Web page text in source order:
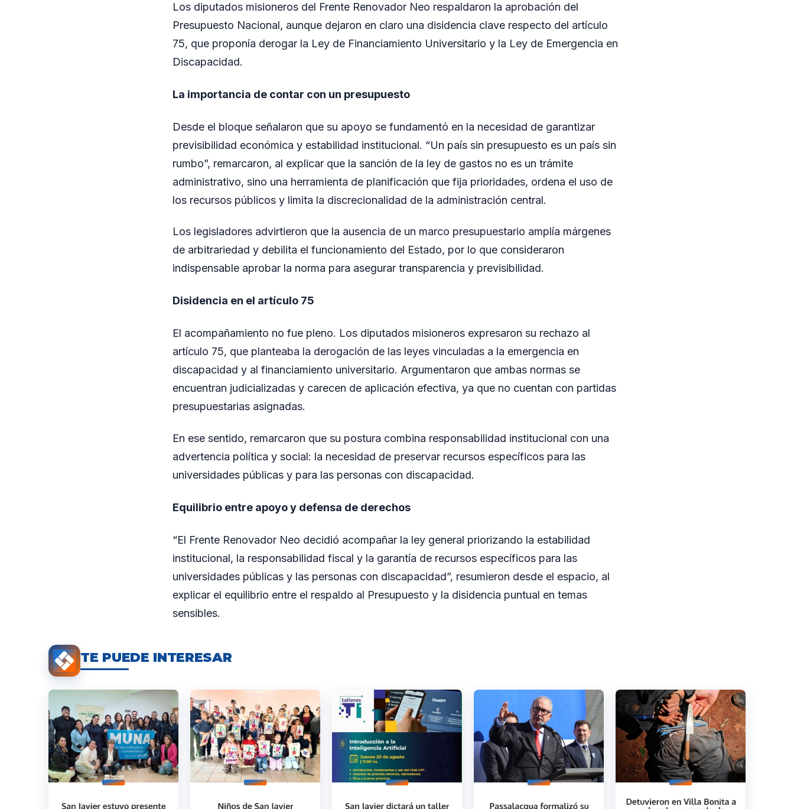
Los diputados misioneros del Frente Renovador Neo respaldaron la aprobación del
Presupuesto Nacional, aunque dejaron en claro una disidencia clave respecto del artículo
75, que proponía derogar la Ley de Financiamiento Universitario y la Ley de Emergencia en
Discapacidad.
La importancia de contar con un presupuesto
Desde el bloque señalaron que su apoyo se fundamentó en la necesidad de garantizar
previsibilidad económica y estabilidad institucional. “Un país sin presupuesto es un país sin
rumbo”, remarcaron, al explicar que la sanción de la ley de gastos no es un trámite
administrativo, sino una herramienta de planificación que fija prioridades, ordena el uso de
los recursos públicos y limita la discrecionalidad de la administración central.
Los legisladores advirtieron que la ausencia de un marco presupuestario amplía márgenes
de arbitrariedad y debilita el funcionamiento del Estado, por lo que consideraron
indispensable aprobar la norma para asegurar transparencia y previsibilidad.
Disidencia en el artículo 75
El acompañamiento no fue pleno. Los diputados misioneros expresaron su rechazo al
artículo 75, que planteaba la derogación de las leyes vinculadas a la emergencia en
discapacidad y al financiamiento universitario. Argumentaron que ambas normas se
encuentran judicializadas y carecen de aplicación efectiva, ya que no cuentan con partidas
presupuestarias asignadas.
En ese sentido, remarcaron que su postura combina responsabilidad institucional con una
advertencia política y social: la necesidad de preservar recursos específicos para las
universidades públicas y para las personas con discapacidad.
Equilibrio entre apoyo y defensa de derechos
“El Frente Renovador Neo decidió acompañar la ley general priorizando la estabilidad
institucional, la responsabilidad fiscal y la garantía de recursos específicos para las
universidades públicas y las personas con discapacidad”, resumieron desde el espacio, al
explicar el equilibrio entre el respaldo al Presupuesto y la disidencia puntual en temas
sensibles.
TE PUEDE INTERESAR